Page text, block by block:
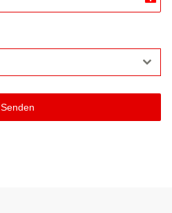
Senden